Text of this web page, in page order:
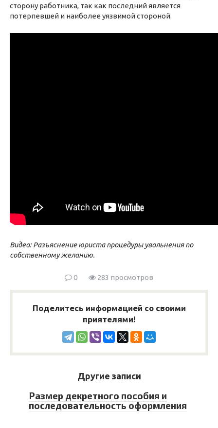
сторону работника, так как последний является
потерпевшей и наиболее уязвимой стороной.
Видео: Разъяснение юриста процедуры увольнения по
собственному желанию.
0 283 просмотров
Поделитесь информацией со своими
приятелями!
Другие записи
Размер декретного пособия и
последовательность оформления